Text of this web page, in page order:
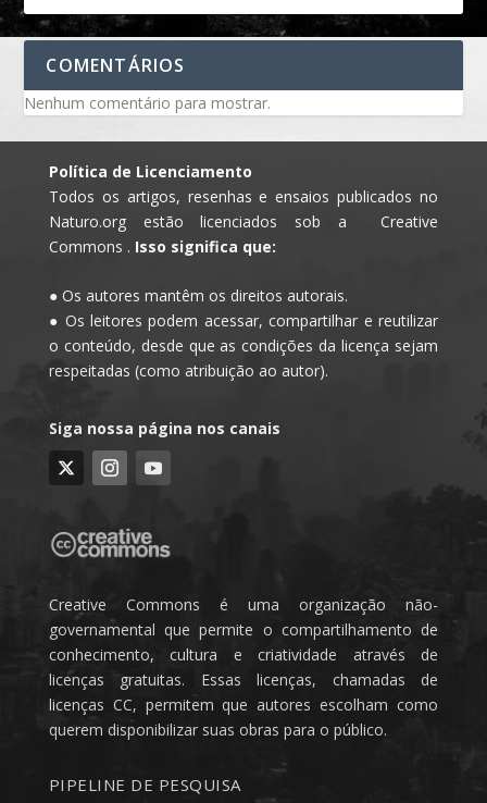
COMENTÁRIOS
Nenhum comentário para mostrar.
Política de Licenciamento
Todos os artigos, resenhas e ensaios publicados no
Naturo.org estão licenciados sob a Creative
Commons . Isso significa que:
● Os autores mantêm os direitos autorais.
● Os leitores podem acessar, compartilhar e reutilizar
o conteúdo, desde que as condições da licença sejam
respeitadas (como atribuição ao autor).
Siga nossa página nos canais
Creative Commons é uma organização não-
governamental que permite o compartilhamento de
conhecimento, cultura e criatividade através de
licenças gratuitas. Essas licenças, chamadas de
licenças CC, permitem que autores escolham como
querem disponibilizar suas obras para o público.
PIPELINE DE PESQUISA